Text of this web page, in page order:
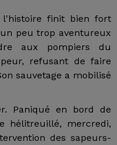
finit bien fort
peu trop aventureux
aux pompiers du
refusant de faire
sauvetage a mobilisé
Paniqué en bord de
hélitreuillé, mercredi,
des sapeurs-